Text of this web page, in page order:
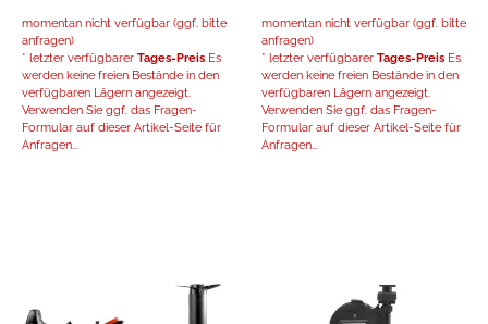
momentan nicht verfügbar (ggf. bitte
anfragen)
* letzter verfügbarer Tages-Preis Es
werden keine freien Bestände in den
verfügbaren Lägern angezeigt.
Verwenden Sie ggf. das Fragen-
Formular auf dieser Artikel-Seite für
Anfragen...
momentan nicht verfügbar (ggf. bitte
anfragen)
* letzter verfügbarer Tages-Preis Es
werden keine freien Bestände in den
verfügbaren Lägern angezeigt.
Verwenden Sie ggf. das Fragen-
Formular auf dieser Artikel-Seite für
Anfragen...